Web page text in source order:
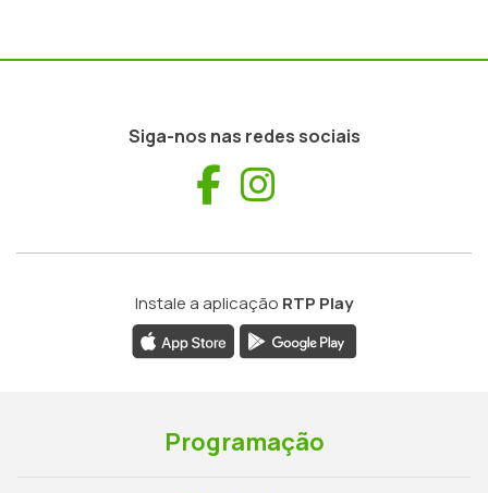
Siga-nos nas redes sociais
Facebook
Instale a aplicação RTP Play
Programação